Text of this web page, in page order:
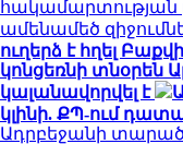
հակամարտության
ամենամեծ
ուղերձ է հղել
կոնցեռնի տնօրեն
կալանավորվել է
կլինի. ՔՊ-ում
Ադրբեջանի